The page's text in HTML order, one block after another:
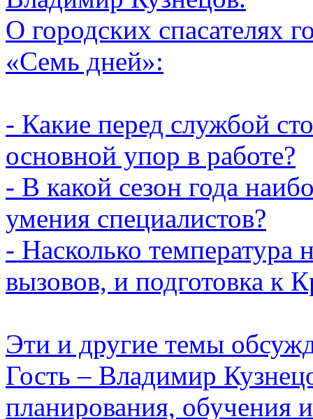
О городских спасателях
«Семь дней»:
- Какие перед службой
основной упор в работе?
- В какой сезон года
умения специалистов?
- Насколько температура
вызовов, и подготовка к
Эти и другие темы
Гость – Владимир
планирования, обучения